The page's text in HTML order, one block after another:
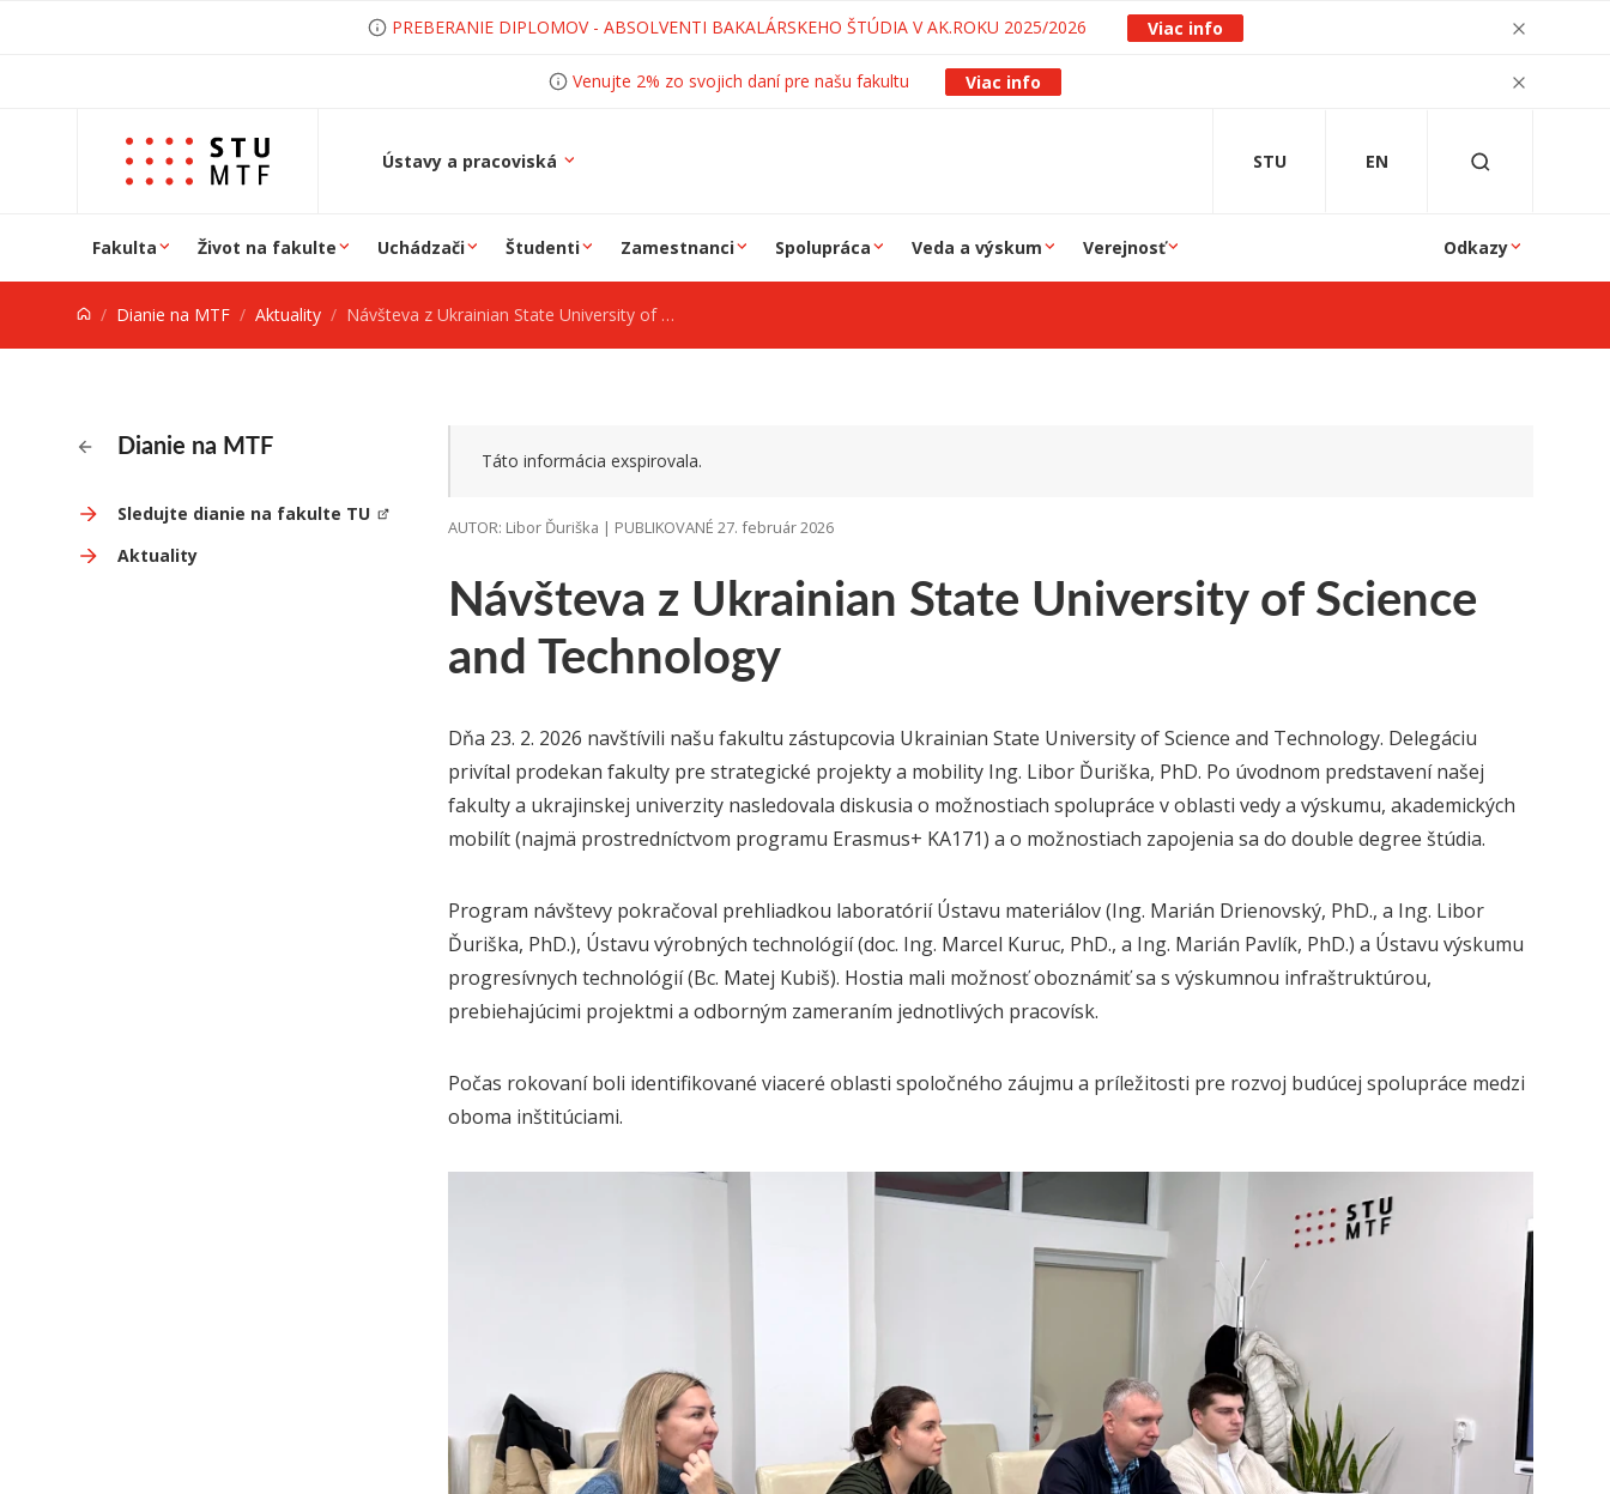
PREBERANIE DIPLOMOV - ABSOLVENTI BAKALÁRSKEHO ŠTÚDIA V AK.ROKU 2025/2026 Viac info
Venujte 2% zo svojich daní pre našu fakultu Viac info
Ústavy a pracoviská STU EN
Fakulta Život na fakulte Uchádzači Študenti Zamestnanci Spolupráca Veda a výskum Verejnosť Odkazy
Dianie na MTF Aktuality Návšteva z Ukrainian State University of Science and Technology
Dianie na MTF
Sledujte dianie na fakulte TU
Aktuality
Návšteva z Ukrainian State University of Science
and Technology
Táto informácia exspirovala.
AUTOR: Libor Ďuriška | PUBLIKOVANÉ 27. február 2026
Dňa 23. 2. 2026 navštívili našu fakultu zástupcovia Ukrainian State University of Science and Technology. Delegáciu
privítal prodekan fakulty pre strategické projekty a mobility Ing. Libor Ďuriška, PhD. Po úvodnom predstavení našej
fakulty a ukrajinskej univerzity nasledovala diskusia o možnostiach spolupráce v oblasti vedy a výskumu, akademických
mobilít (najmä prostredníctvom programu Erasmus+ KA171) a o možnostiach zapojenia sa do double degree štúdia.
Program návštevy pokračoval prehliadkou laboratórií Ústavu materiálov (Ing. Marián Drienovský, PhD., a Ing. Libor
Ďuriška, PhD.), Ústavu výrobných technológií (doc. Ing. Marcel Kuruc, PhD., a Ing. Marián Pavlík, PhD.) a Ústavu výskumu
progresívnych technológií (Bc. Matej Kubiš). Hostia mali možnosť oboznámiť sa s výskumnou infraštruktúrou,
prebiehajúcimi projektmi a odborným zameraním jednotlivých pracovísk.
Počas rokovaní boli identifikované viaceré oblasti spoločného záujmu a príležitosti pre rozvoj budúcej spolupráce medzi
oboma inštitúciami.